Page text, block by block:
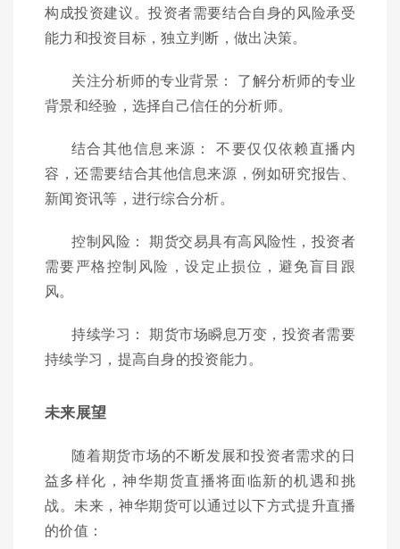
构成投资建议。投资者需要结合自身的风险承受
能力和投资目标，独立判断，做出决策。
关注分析师的专业背景： 了解分析师的专业
背景和经验，选择自己信任的分析师。
结合其他信息来源： 不要仅仅依赖直播内
容，还需要结合其他信息来源，例如研究报告、
新闻资讯等，进行综合分析。
控制风险： 期货交易具有高风险性，投资者
需要严格控制风险，设定止损位，避免盲目跟
风。
持续学习： 期货市场瞬息万变，投资者需要
持续学习，提高自身的投资能力。
未来展望
随着期货市场的不断发展和投资者需求的日
益多样化，神华期货直播将面临新的机遇和挑
战。未来，神华期货可以通过以下方式提升直播
的价值：